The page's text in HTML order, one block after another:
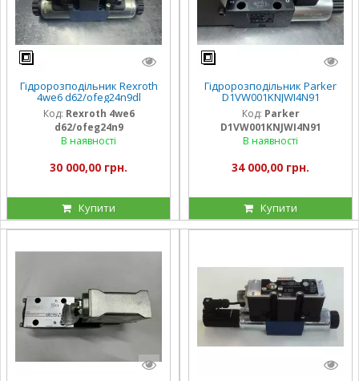
Гідророзподільник Rexroth
4we6 d62/ofeg24n9dl
Код: Rexroth 4we6
d62/ofeg24n9
В наявності
30 000,00 грн.
Купити
Гідророзподільник Parker
D1VW001KNJWI4N91
Код: Parker
D1VW001KNJWI4N91
В наявності
34 000,00 грн.
Купити